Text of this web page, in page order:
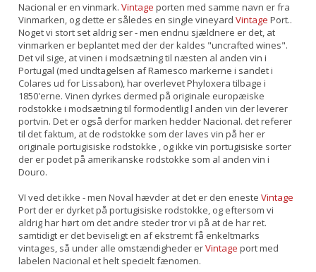
Nacional er en vinmark.Vintage porten med samme navn er fra
Vinmarken, og dette er således en single vineyardVintage Port..
Noget vi stort set aldrig ser - men endnu sjældnere er det, at
vinmarken er beplantet med der der kaldes "uncrafted wines".
Det vil sige, at vinen i modsætning til næsten al anden vin i
Portugal (med undtagelsen af Ramesco markerne i sandet i
Colares ud for Lissabon), har overlevet Phyloxera tilbage i
1850'erne. Vinen dyrkes dermed på originale europæiske
rodstokke i modsætning til formodentlig l anden vin der leverer
portvin. Det er også derfor marken hedder Nacional. det referer
til det faktum, at de rodstokke som der laves vin på her er
originale portugisiske rodstokke , og ikke vin portugisiske sorter
der er podet på amerikanske rodstokke som al anden vin i
Douro.
VI ved det ikke - men Noval hævder at det er den enesteVintage
Port der er dyrket på portugisiske rodstokke, og eftersom vi
aldrig har hørt om det andre steder tror vi på at de har ret.
samtidigt er det beviseligt en af ekstremt få enkeltmarks
vintages, så under alle omstændigheder erVintage port med
labelen Nacional et helt specielt fænomen.